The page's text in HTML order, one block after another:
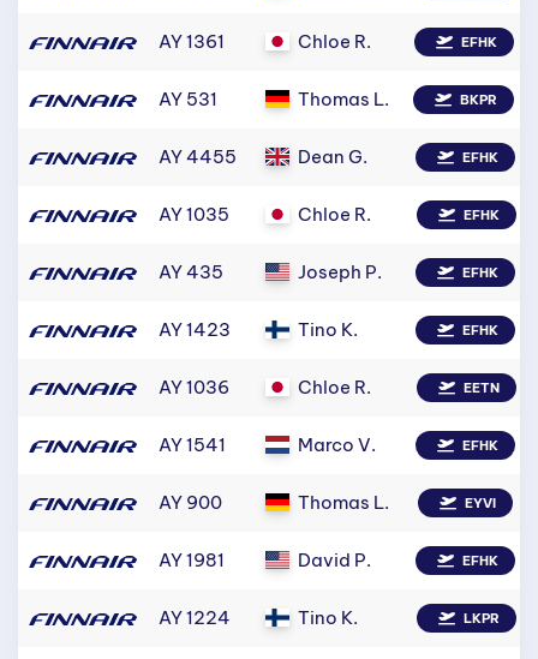
AY 1361 Chloe R. EFHK
AY 531 Thomas L. BKPR
AY 4455 Dean G. EFHK
AY 1035 Chloe R. EFHK
AY 435 Joseph P. EFHK
AY 1423 Tino K. EFHK
AY 1036 Chloe R. EETN
AY 1541 Marco V. EFHK
AY 900 Thomas L. EYVI
AY 1981 David P. EFHK
AY 1224 Tino K. LKPR